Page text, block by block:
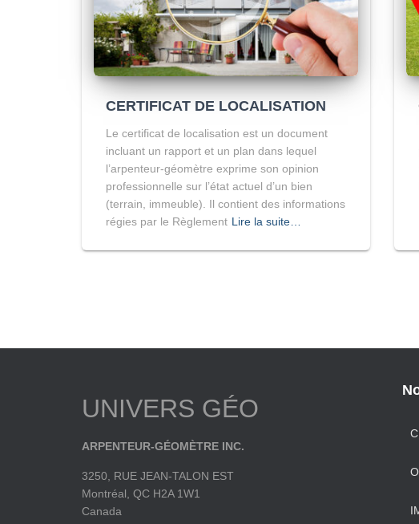
CERTIFICAT DE LOCALISATION
Le certificat de localisation est un document
incluant un rapport et un plan dans lequel
l’arpenteur-géomètre exprime son opinion
professionnelle sur l’état actuel d’un bien
(terrain, immeuble). Il contient des informations
régies par le Règlement Lire la suite…
UNIVERS GÉO
ARPENTEUR-GÉOMÈTRE INC.
3250, RUE JEAN-TALON EST
Montréal, QC H2A 1W1
Canada